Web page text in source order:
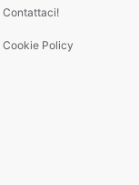
Contattaci!
Cookie Policy